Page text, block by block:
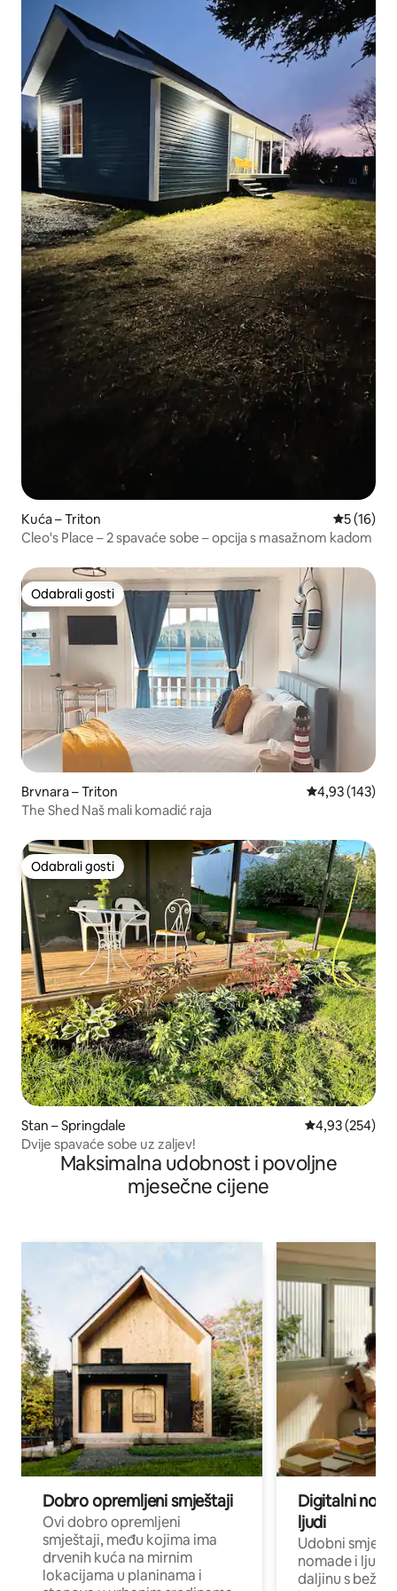
Kuća – Triton Prosječna
5 (16)
Cleo's Place – 2 spavaće sobe – opcija s masažnom kadom
Odabrali gosti
Odabrali gosti
Brvnara – Triton Prosječna
4,93 (143)
The Shed Naš mali komadić raja
Odabrali gosti
Odabrali gosti
Stan – Springdale Prosječna
4,93 (254)
Dvije spavaće sobe uz zaljev!
Maksimalna udobnost i povoljne
mjesečne cijene
Dobro opremljeni smještaji
Ovi dobro opremljeni
smještaji, među kojima ima
drvenih kuća na mirnim
lokacijama u planinama i
Digitalni
ljudi
Udobni
nomade i ljude
daljinu s